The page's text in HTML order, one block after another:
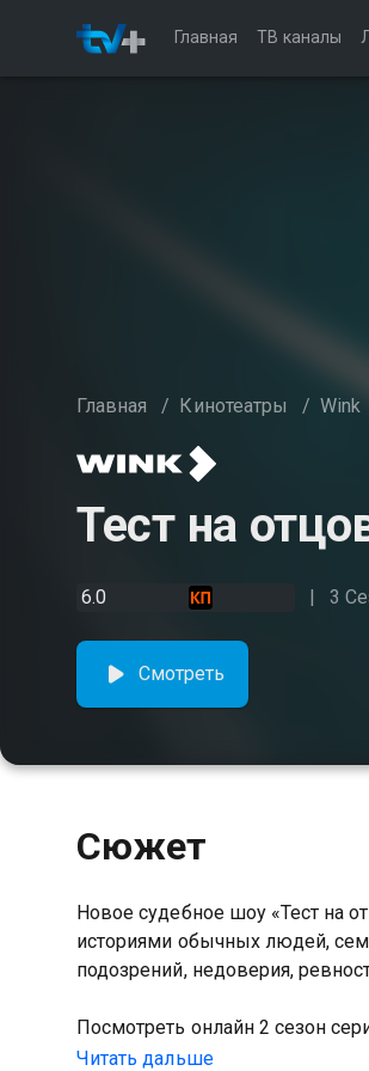
Главная ТВ каналы
Главная / Кинотеатры / Wink
Тест на
6.0 3
Смотреть
Сюжет
Новое судебное шоу «Тест на
историями обычных людей,
подозрений, недоверия,
Посмотреть онлайн 2 сезон
качестве на Казахтелеком
Читать дальше